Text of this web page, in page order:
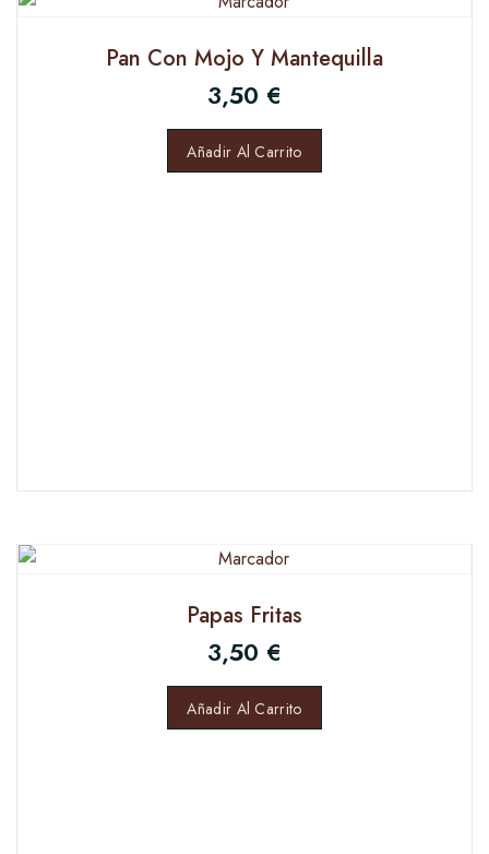
Pan Con Mojo Y Mantequilla
3,50 €
Añadir Al Carrito
Papas Fritas
3,50 €
Añadir Al Carrito